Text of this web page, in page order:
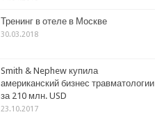
Тренинг в отеле в Москве
30.03.2018
Smith & Nephew купила
американский бизнес травматологии
за 210 млн. USD
23.10.2017